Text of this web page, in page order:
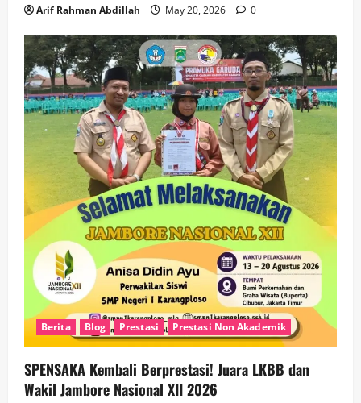
Arif Rahman Abdillah May 20, 2026 0
Berita Blog Prestasi Prestasi Non Akademik
SPENSAKA Kembali Berprestasi! Juara LKBB dan
Wakil Jambore Nasional XII 2026